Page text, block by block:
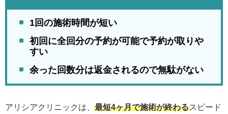
1回の施術時間が短い
初回に全回分の予約が可能で予約が取りや
すい
余った回数分は返金されるので無駄がない
アリシアクリニックは、 最短4ヶ月で施術が終わるスピード